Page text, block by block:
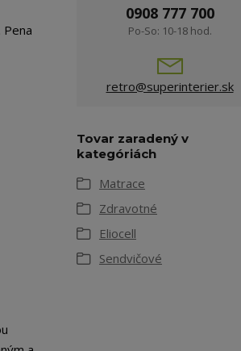
0908 777 700
Po-So: 10-18 hod.
retro@superinterier.sk
Tovar zaradený v
kategóriách
Matrace
Zdravotné
Eliocell
Sendvičové